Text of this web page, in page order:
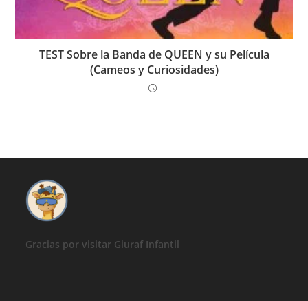
TEST Sobre la Banda de QUEEN y su Película
(Cameos y Curiosidades)
Gracias por visitar Giuraf Infantil